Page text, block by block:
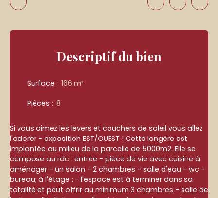
Descriptifdu bien
Surface : 166 m²
Pièces : 8
Si vous aimez les levers et couchers de soleil vous allez
l'adorer - exposition EST/OUEST ! Cette longère est
implantée au milieu de la parcelle de 5000m2. Elle se
compose au rdc : entrée - pièce de vie avec cuisine à
aménager - un salon - 2 chambres - salle d'eau - wc -
bureau; à l'étage : - l'espace est à terminer dans sa
totalité et peut offrir au minimum 3 chambres - salle de